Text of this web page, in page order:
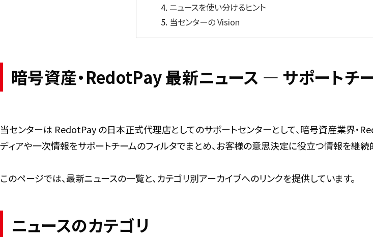
ニュースを使い分けるヒント
当センターの Vision
暗号資産・RedotPay 最新ニュース ― サポートチ
当センターは RedotPay の日本正式代理店としてのサポートセンターとして、暗号資産業界・
ディアや一次情報をサポートチームのフィルタでまとめ、お客様の意思決定に役立つ情報を継続
このページでは、最新ニュースの一覧と、カテゴリ別アーカイブへのリンクを提供しています。
ニュースのカテゴリ